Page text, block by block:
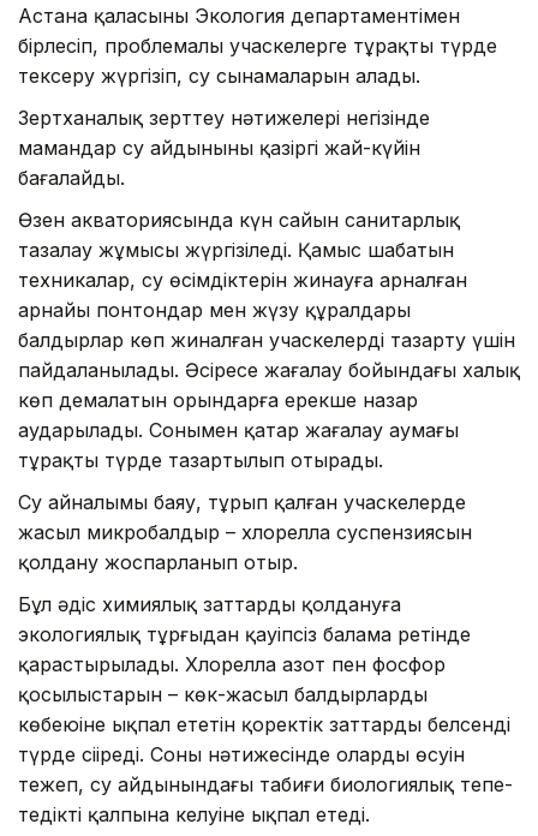
Астана қаласының Экология департаментімен
бірлесіп, проблемалы учаскелерге тұрақты түрде
тексеру жүргізіп, су сынамаларын алады.
Зертханалық зерттеу нәтижелері негізінде
мамандар су айдынының қазіргі жай-күйін
бағалайды.
Өзен акваториясында күн сайын санитарлық
тазалау жұмысы жүргізіледі. Қамыс шабатын
техникалар, су өсімдіктерін жинауға арналған
арнайы понтондар мен жүзу құралдары
балдырлар көп жиналған учаскелерді тазарту үшін
пайдаланылады. Әсіресе жағалау бойындағы халық
көп демалатын орындарға ерекше назар
аударылады. Сонымен қатар жағалау аумағы
тұрақты түрде тазартылып отырады.
Су айналымы баяу, тұрып қалған учаскелерде
жасыл микробалдыр – хлорелла суспензиясын
қолдану жоспарланып отыр.
Бұл әдіс химиялық заттарды қолдануға
экологиялық тұрғыдан қауіпсіз балама ретінде
қарастырылады. Хлорелла азот пен фосфор
қосылыстарын – көк-жасыл балдырлардың
көбеюіне ықпал ететін қоректік заттарды белсенді
түрде сіңіреді. Соның нәтижесінде олардың өсуін
тежеп, су айдынындағы табиғи биологиялық тепе-
теңдіктің қалпына келуіне ықпал етеді.